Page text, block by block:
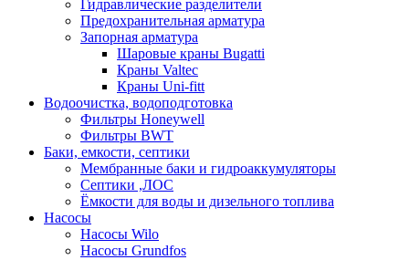
Гидравлические разделители
Предохранительная арматура
Запорная арматура
Шаровые краны Bugatti
Краны Valtec
Краны Uni-fitt
Водоочистка, водоподготовка
Фильтры Honeywell
Фильтры BWT
Баки, емкости, септики
Мембранные баки и гидроаккумуляторы
Септики ,ЛОС
Ёмкости для воды и дизельного топлива
Насосы
Насосы Wilo
Насосы Grundfos